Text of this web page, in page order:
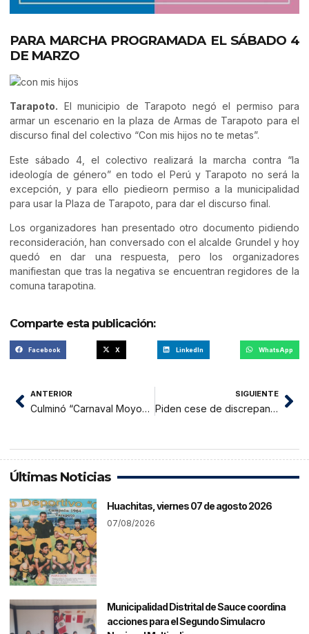
PARA MARCHA PROGRAMADA EL SÁBADO 4
DE MARZO
Tarapoto. El municipio de Tarapoto negó el permiso para
armar un escenario en la plaza de Armas de Tarapoto para el
discurso final del colectivo “Con mis hijos no te metas”.
Este sábado 4, el colectivo realizará la marcha contra “la
ideología de género” en todo el Perú y Tarapoto no será la
excepción, y para ello piedieorn permiso a la municipalidad
para usar la Plaza de Tarapoto, para dar el discurso final.
Los organizadores han presentado otro documento pidiendo
reconsideración, han conversado con el alcalde Grundel y hoy
quedó en dar una respuesta, pero los organizadores
manifiestan que tras la negativa se encuentran regidores de la
comuna tarapotina.
Comparte esta publicación:
Facebook X LinkedIn WhatsApp
ANTERIOR
Culminó “Carnaval Moyobambino 2017”
SIGUIENTE
Piden cese de discrepancias entre municipio y Gobierno de la región
Últimas Noticias
Huachitas, viernes 07 de agosto 2026
07/08/2026
Municipalidad Distrital de Sauce coordina
acciones para el Segundo Simulacro